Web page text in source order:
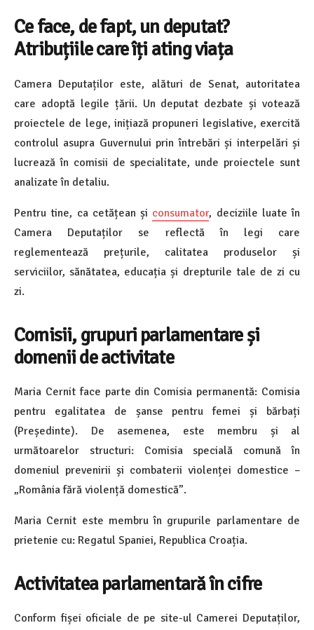
Ce face, de fapt, un deputat?
Atribuțiile care îți ating viața
Camera Deputaților este, alături de Senat, autoritatea
care adoptă legile țării. Un deputat dezbate și votează
proiectele de lege, inițiază propuneri legislative, exercită
controlul asupra Guvernului prin întrebări și interpelări și
lucrează în comisii de specialitate, unde proiectele sunt
analizate în detaliu.
Pentru tine, ca cetățean și consumator, deciziile luate în
Camera Deputaților se reflectă în legi care
reglementează prețurile, calitatea produselor și
serviciilor, sănătatea, educația și drepturile tale de zi cu
zi.
Comisii, grupuri parlamentare și
domenii de activitate
Maria Cernit face parte din Comisia permanentă: Comisia
pentru egalitatea de șanse pentru femei și bărbați
(Președinte). De asemenea, este membru și al
următoarelor structuri: Comisia specială comună în
domeniul prevenirii și combaterii violenței domestice –
„România fără violență domestică”.
Maria Cernit este membru în grupurile parlamentare de
prietenie cu: Regatul Spaniei, Republica Croația.
Activitatea parlamentară în cifre
Conform fișei oficiale de pe site-ul Camerei Deputaților,